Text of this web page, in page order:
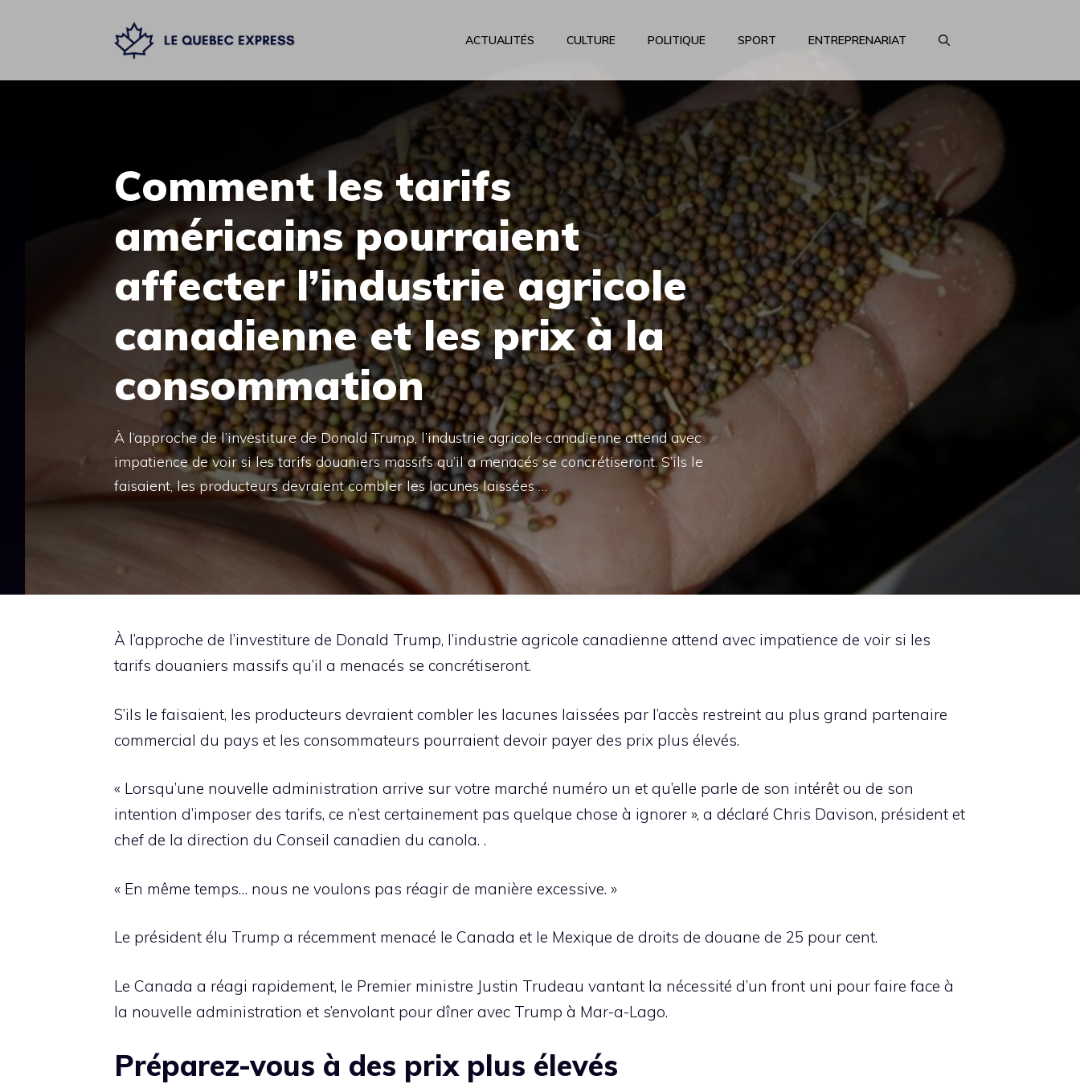
ACTUALITÉS CULTURE POLITIQUE SPORT ENTREPRENARIAT
Comment les tarifs
américains pourraient
affecter l’industrie agricole
canadienne et les prix à la
consommation
À l’approche de l’investiture de Donald Trump, l’industrie agricole canadienne attend avec
impatience de voir si les tarifs douaniers massifs qu’il a menacés se concrétiseront. S’ils le
faisaient, les producteurs devraient combler les lacunes laissées …
À l’approche de l’investiture de Donald Trump, l’industrie agricole canadienne attend avec impatience de voir si les
tarifs douaniers massifs qu’il a menacés se concrétiseront.
S’ils le faisaient, les producteurs devraient combler les lacunes laissées par l’accès restreint au plus grand partenaire
commercial du pays et les consommateurs pourraient devoir payer des prix plus élevés.
« Lorsqu’une nouvelle administration arrive sur votre marché numéro un et qu’elle parle de son intérêt ou de son
intention d’imposer des tarifs, ce n’est certainement pas quelque chose à ignorer », a déclaré Chris Davison, président et
chef de la direction du Conseil canadien du canola. .
« En même temps… nous ne voulons pas réagir de manière excessive. »
Le président élu Trump a récemment menacé le Canada et le Mexique de droits de douane de 25 pour cent.
Le Canada a réagi rapidement, le Premier ministre Justin Trudeau vantant la nécessité d’un front uni pour faire face à
la nouvelle administration et s’envolant pour dîner avec Trump à Mar-a-Lago.
Préparez-vous à des prix plus élevés